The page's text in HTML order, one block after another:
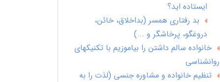
ایستاده اید؟
بد رفتاری همسر (بداخلاق، خائن،
دروغگو، پرخاشگر و ...)
خانواده سالم داشتن را بیاموزیم با تکنیکهای
روانشناسی
تنظیم خانواده و مشاوره جنسی (لذت را به